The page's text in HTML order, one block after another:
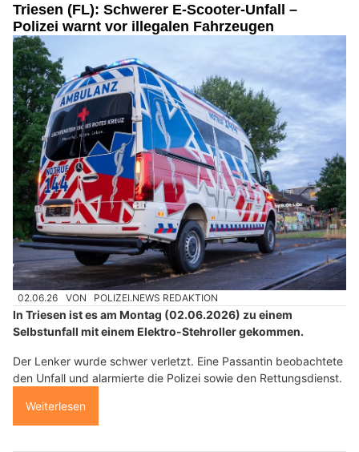
Triesen (FL): Schwerer E-Scooter-Unfall –
Polizei warnt vor illegalen Fahrzeugen
02.06.26 VON POLIZEI.NEWS REDAKTION
In Triesen ist es am Montag (02.06.2026) zu einem
Selbstunfall mit einem Elektro-Stehroller gekommen.
Der Lenker wurde schwer verletzt. Eine Passantin beobachtete
den Unfall und alarmierte die Polizei sowie den Rettungsdienst.
Weiterlesen